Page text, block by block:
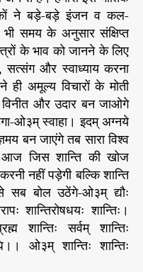
ने बड़े-बड़े इंजन व कल-
समय के अनुसार संक्षिप्त
के भाव को जानने के लिए
सत्संग और स्वाध्याय करना
ही अमूल्य विचारों के मोती
विनीत और उदार बन जाओगे
ओ३म् स्वाहा। इदम् अग्नये
बन जाएंगे तब सारा विश्व
आज जिस शान्ति की खोज
नहीं पड़ेगी बल्कि शान्ति
बोल उठेंगे-ओ३म् द्यौः
शान्तिरोषधयः शान्तिः।
शान्तिः सर्वम् शान्तिः
ओ३म् शान्तिः शान्तिः